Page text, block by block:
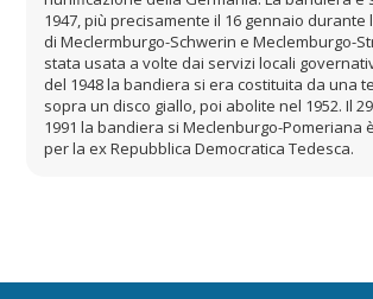
1947, più precisamente il 16 gennaio
di Meclermburgo-Schwerin e Meclemburgo-
stata usata a volte dai servizi locali
del 1948 la bandiera si era costituita da una
sopra un disco giallo, poi abolite nel 1952. Il
1991 la bandiera si Meclenburgo-Pomeriana
per la ex Repubblica Democratica Tedesca.